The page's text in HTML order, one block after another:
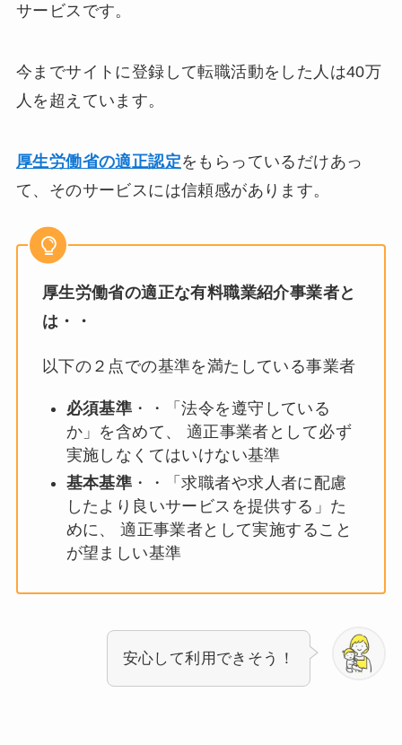
サービスです。
今までサイトに登録して転職活動をした人は40万
人を超えています。
厚生労働省の適正認定をもらっているだけあっ
て、そのサービスには信頼感があります。
厚生労働省の適正な有料職業紹介事業者と
は・・
以下の２点での基準を満たしている事業者
必須基準 ・・「法令を遵守している
か」を含めて、 適正事業者として必ず
実施しなくてはいけない基準
基本基準 ・・「求職者や求人者に配慮
したより良いサービスを提供する」た
めに、 適正事業者として実施すること
が望ましい基準
安心して利用できそう！